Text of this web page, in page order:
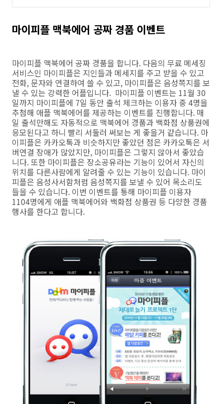
마이피플 맥북에어 공짜 경품 이벤트
마이피플 맥북에어 공짜 경품을 합니다. 다음의 무료 메세징
서비스인 마이피플은 지인들과 메세지를 주고 받을 수 있고
전화, 문자와 연결하여 쓸 수 있고, 마이피플은 음성쪽지를 보
낼 수 있는 강력한 어플입니다. 마이피플 이벤트는 11월 30
일까지 마이피플에 7일 동안 출석 체크하는 이용자 중 4명을
추첨해 애플 맥북에어를 제공하는 이벤트를 진행합니다. 매
일 출석만해도 자동적으로 맥북에어 경품과 백화점 상품권에
응모된다고 하니 빨리 서둘러 써보는 게 좋을거 같습니다. 마
이피플은 카카오톡과 비슷하지만 좋았던 점은 카카오톡은 서
버연결 장애가 많았지만, 마이피플은 그렇지 않아서 좋았습
니다. 또한 마이피플은 장소공유라는 기능이 있어서 자신의
위치를 다른사람에게 알려줄 수 있는 기능이 있습니다. 마이
피플은 음성사서함처럼 음성쪽지를 보낼 수 있어 목소리도
들을 수 있습니다. 이번 이벤트를 통해 마이피플 이용자
1104명에게 애플 맥북에어와 백화점 상품권 등 다양한 경품
행사를 한다고 합니다.